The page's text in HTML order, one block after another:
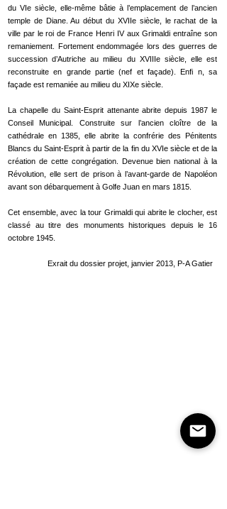
du VIe siècle, elle-même bâtie à l’emplacement de l’ancien
temple de Diane. Au début du XVIIe siècle, le rachat de la
ville par le roi de France Henri IV aux Grimaldi entraîne son
remaniement. Fortement endommagée lors des guerres de
succession d’Autriche au milieu du XVIIIe siècle, elle est
reconstruite en grande partie (nef et façade). Enfi n, sa
façade est remaniée au milieu du XIXe siècle.
La chapelle du Saint-Esprit attenante abrite depuis 1987 le
Conseil Municipal. Construite sur l’ancien cloître de la
cathédrale en 1385, elle abrite la confrérie des Pénitents
Blancs du Saint-Esprit à partir de la fin du XVIe siècle et de la
création de cette congrégation. Devenue bien national à la
Révolution, elle sert de prison à l’avant-garde de Napoléon
avant son débarquement à Golfe Juan en mars 1815.
Cet ensemble, avec la tour Grimaldi qui abrite le clocher, est
classé au titre des monuments historiques depuis le 16
octobre 1945.
Exrait du dossier projet, janvier 2013, P-A Gatier